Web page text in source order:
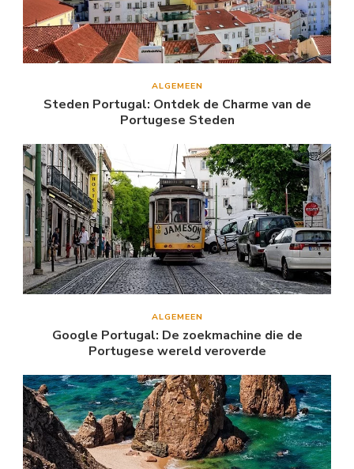
ALGEMEEN
Steden Portugal: Ontdek de Charme van de
Portugese Steden
ALGEMEEN
Google Portugal: De zoekmachine die de
Portugese wereld veroverde